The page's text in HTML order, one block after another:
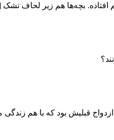
بچه‌ها هم زیر لحاف
قبلیش بود که با هم زندگی